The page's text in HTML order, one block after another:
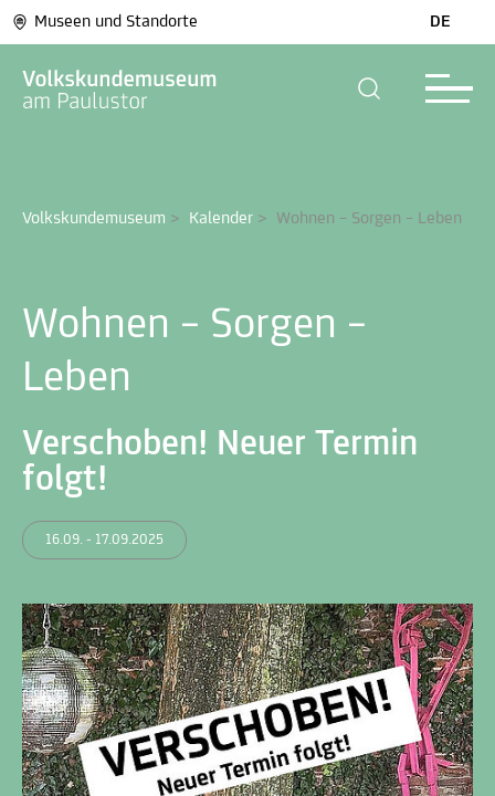
Museen und Standorte DE
Volkskundemuseum > Kalender > Wohnen – Sorgen – Leben
Wohnen – Sorgen –
Leben
Verschoben! Neuer Termin
folgt!
16.09. - 17.09.2025